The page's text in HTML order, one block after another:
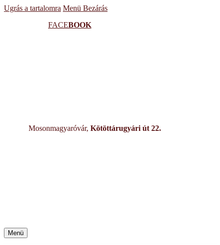
Ugrás a tartalomra Menü Bezárás
FACEBOOK
Mosonmagyaróvár, Kötöttárugyári út 22.
Menü